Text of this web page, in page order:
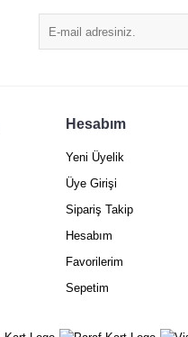
Hesabım
Yeni Üyelik
Üye Girişi
Sipariş Takip
Hesabım
Favorilerim
Sepetim